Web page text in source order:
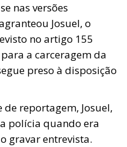
nas versões
Josuel, o
no artigo 155
a carceragem da
preso à disposição
reportagem, Josuel,
polícia quando era
gravar entrevista.